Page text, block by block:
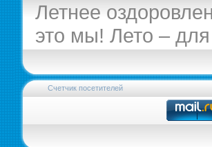
Летнее
это мы! Лето –
Счетчик посетителей